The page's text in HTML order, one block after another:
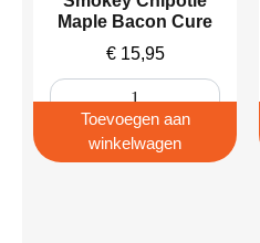
Maple Bacon Cure
€15,95
Toevoegen aan
winkelwagen